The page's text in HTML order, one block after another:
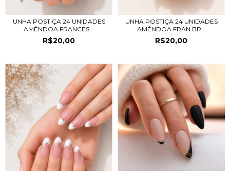
UNHA POSTIÇA 24 UNIDADES
AMÊNDOA FRANCES...
R$20,00
UNHA POSTIÇA 24 UNIDADES
AMÊNDOA FRAN BR...
R$20,00